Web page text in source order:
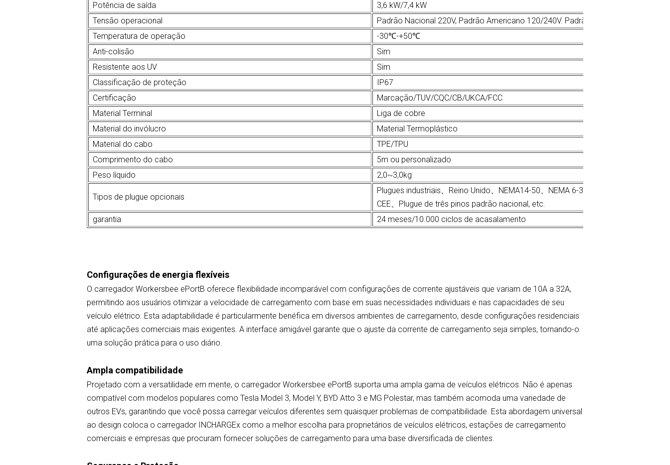
Potência de saída
3,6 kW/7,4 kW
Tensão operacional
Padrão Nacional 220V, Padrão Americano 120/240V. Padrão Europeu 230V
Temperatura de operação
-30℃-+50℃
Anti-colisão
Sim
Resistente aos UV
Sim
Classificação de proteção
IP67
Certificação
Marcação/TUV/CQC/CB/UKCA/FCC
Material Terminal
Liga de cobre
Material do invólucro
Material Termoplástico
Material do cabo
TPE/TPU
Comprimento do cabo
5m ou personalizado
Peso líquido
2,0~3,0kg
Tipos de plugue opcionais
Plugues industriais、Reino Unido、NEMA14-50、NEMA 6-30P、NEMA 10-50P
CEE、Plugue de três pinos padrão nacional, etc.
garantia
24 meses/10.000 ciclos de acasalamento
Configurações de energia flexíveis
O carregador Workersbee ePortB oferece flexibilidade incomparável com configurações de corrente ajustáveis que variam de 10A a 32A,
permitindo aos usuários otimizar a velocidade de carregamento com base em suas necessidades individuais e nas capacidades de seu
veículo elétrico. Esta adaptabilidade é particularmente benéfica em diversos ambientes de carregamento, desde configurações residenciais
até aplicações comerciais mais exigentes. A interface amigável garante que o ajuste da corrente de carregamento seja simples, tornando-o
uma solução prática para o uso diário.
Ampla compatibilidade
Projetado com a versatilidade em mente, o carregador Workersbee ePortB suporta uma ampla gama de veículos elétricos. Não é apenas
compatível com modelos populares como Tesla Model 3, Model Y, BYD Atto 3 e MG Polestar, mas também acomoda uma variedade de
outros EVs, garantindo que você possa carregar veículos diferentes sem quaisquer problemas de compatibilidade. Esta abordagem universal
ao design coloca o carregador INCHARGEx como a melhor escolha para proprietários de veículos elétricos, estações de carregamento
comerciais e empresas que procuram fornecer soluções de carregamento para uma base diversificada de clientes.